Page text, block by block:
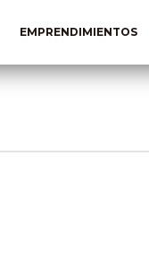
EMPRENDIMIENTOS